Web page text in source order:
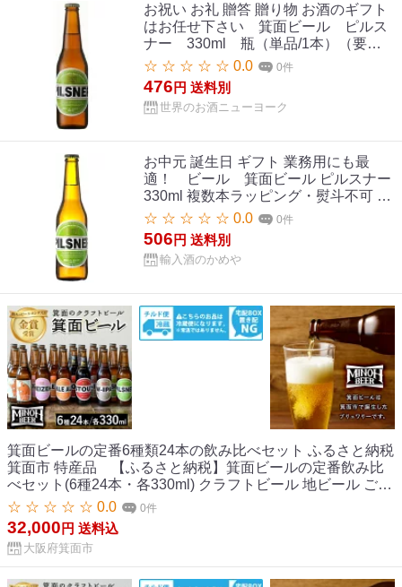
お祝い お礼 贈答 贈り物 お酒のギフト
はお任せ下さい 箕面ビール ピルス
ナー 330ml 瓶（単品/1本）（要冷
蔵） 贈り物 ギフト プレゼント お中
元 夏ギフト 暑中見舞い
☆ ☆ ☆ ☆ ☆ 0.0 0件
476 円 送料別
世界のお酒ニューヨーク
お中元 誕生日 ギフト 業務用にも最
適！ ビール 箕面ビール ピルスナー
330ml 複数本ラッピング・熨斗不可 ク
ール便 (03781)(ca) 大阪府 beer(66-7)
☆ ☆ ☆ ☆ ☆ 0.0 0件
506 円 送料別
輸入酒のかめや
箕面ビールの定番6種類24本の飲み比べセット ふるさと納税
箕面市 特産品 【ふるさと納税】箕面ビールの定番飲み比
べセット(6種24本・各330ml) クラフトビール 地ビール ご当
地ビール 家飲み おうち飲み お試し プレゼント 金賞 銘柄 ス
タウト ペールエール ピルスナー ヴァイツェン IPA 【m01-
28】【箕面ビール】
☆ ☆ ☆ ☆ ☆ 0.0 0件
32,000 円 送料込
大阪府箕面市